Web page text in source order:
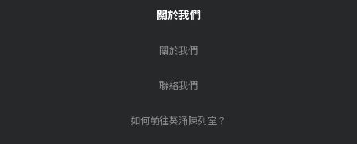
關於我們
關於我們
聯絡我們
如何前往葵涌陳列室？